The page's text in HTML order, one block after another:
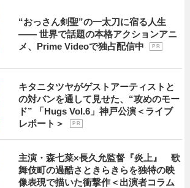
“おっさん剣聖”の一太刀に宿る人生
―― 世界で話題の本格アクションアニ
メ、Prime Videoで独占配信中
P R
キタニタツヤがゲストアーティストと
の対バンを通して見せた、“攻めのモー
ド” 「Hugs Vol.6」神戸公演＜ライブ
レポート＞
P R
主演・森七菜×長久允監督『炎上』 歌
舞伎町の過酷さときらきらを独特の映
像表現で描いた衝撃作＜出演者コラム